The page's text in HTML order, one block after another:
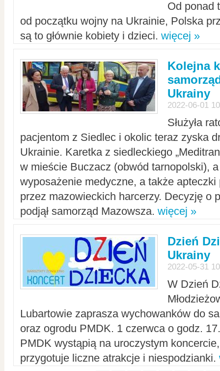
Od ponad
od początku wojny na Ukrainie, Polska
są to głównie kobiety i dzieci. więcej »
Kolejna
Ukrainy
2022-06-01
Służyła
pacjentom z Siedlec i okolic teraz zyska
Ukrainie. Karetka z siedleckiego
w mieście Buczacz (obwód tarnopolski),
wyposażenie medyczne, a także apteczki
przez mazowieckich harcerzy. Decyzję o
podjął samorząd Mazowsza. więcej »
Dzień
Ukrainy
2022-05-31
W Dzień
Lubartowie zaprasza wychowanków do
oraz ogrodu PMDK. 1 czerwca o godz.
PMDK wystąpią na uroczystym
przygotuje liczne atrakcje i niespodzianki.